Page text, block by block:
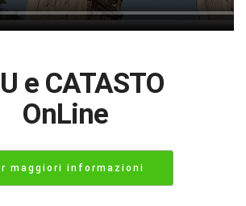
e CATASTO
OnLine
maggiori informazioni